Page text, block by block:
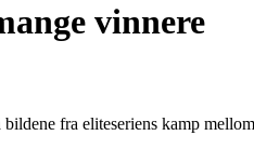
vinnere
fra eliteseriens kamp